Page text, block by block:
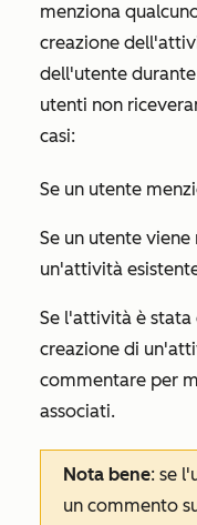
menziona
creazione
dell'utente
utenti non
casi:
Se un utente
Se un utente
un'attività
Se l'attività è stata
creazione di
commentare per
associati.
Nota bene: se
un commento